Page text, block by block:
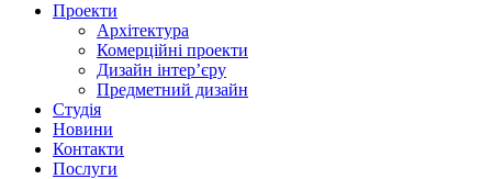
Проекти
Архітектура
Комерційні проекти
Дизайн інтер’єру
Предметний дизайн
Студія
Новини
Контакти
Послуги